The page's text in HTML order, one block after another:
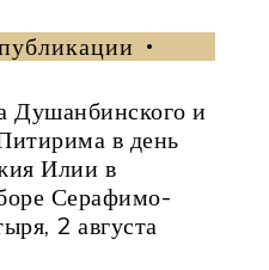
Душанбинского и
в день
Илии в
Серафимо-
2 августа